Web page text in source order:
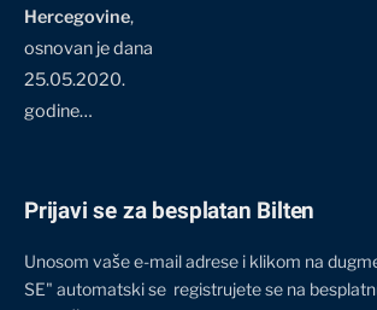
Hercegovine,
osnovan je dana
25.05.2020.
godine…
Prijavi se za besplatan Bilten
Unosom vaše e-mail adrese i klikom na
SE" automatski se registrujete se na